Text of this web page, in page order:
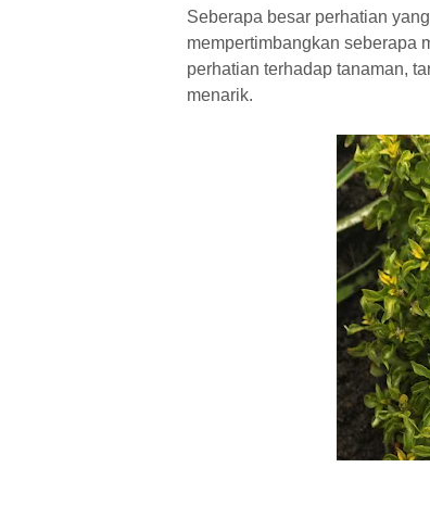
Seberapa besar perhatian
mempertimbangkan seberapa
perhatian terhadap tanaman,
menarik.